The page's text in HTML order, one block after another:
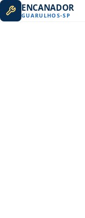
ENCANADOR
GUARULHOS-SP